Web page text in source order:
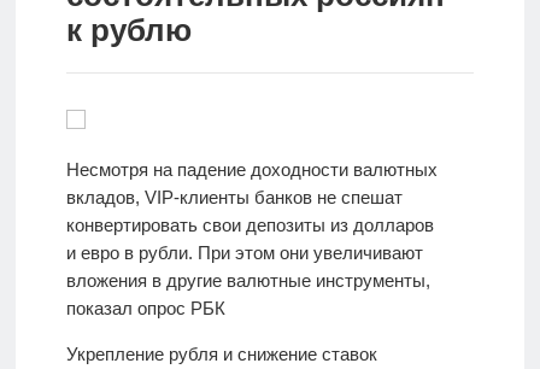
Волновой
Сделано
в России
к рублю
Несмотря на падение доходности валютных
вкладов, VIP-клиенты банков не спешат
конвертировать свои депозиты из долларов
и евро в рубли. При этом они увеличивают
вложения в другие валютные инструменты,
показал опрос РБК
Укрепление рубля и снижение ставок